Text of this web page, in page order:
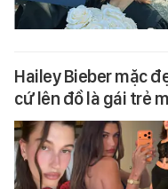
Hailey Bieber mặc
cứ lên đồ là gái trẻ